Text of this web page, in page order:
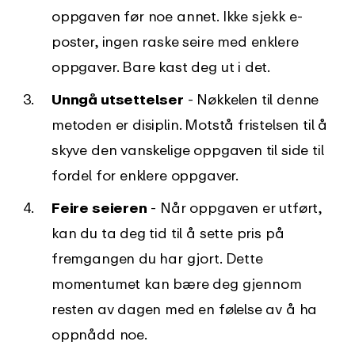
oppgaven før noe annet. Ikke sjekk e-
poster, ingen raske seire med enklere
oppgaver. Bare kast deg ut i det.
Unngå utsettelser - Nøkkelen til denne
metoden er disiplin. Motstå fristelsen til å
skyve den vanskelige oppgaven til side til
fordel for enklere oppgaver.
Feire seieren - Når oppgaven er utført,
kan du ta deg tid til å sette pris på
fremgangen du har gjort. Dette
momentumet kan bære deg gjennom
resten av dagen med en følelse av å ha
oppnådd noe.